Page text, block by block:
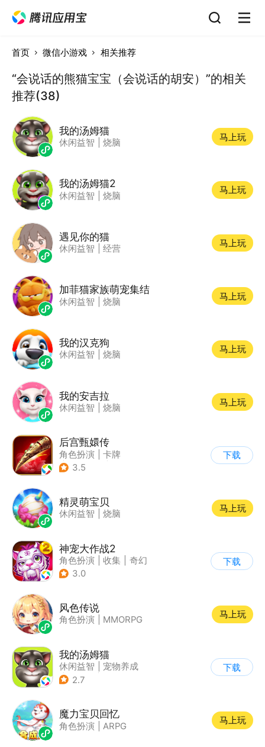
首页 微信小游戏 相关推荐
“会说话的熊猫宝宝（会说话的胡安）”的相关
推荐(38)
我的汤姆猫
休闲益智 烧脑
马上玩
我的汤姆猫2
休闲益智 烧脑
马上玩
遇见你的猫
休闲益智 经营
马上玩
加菲猫家族萌宠集结
休闲益智 烧脑
马上玩
我的汉克狗
休闲益智 烧脑
马上玩
我的安吉拉
休闲益智 烧脑
马上玩
后宫甄嬛传
角色扮演
卡牌
| 架空历史
3.5
下载
精灵萌宝贝
休闲益智 烧脑
马上玩
神宠大作战2
角色扮演 收集
奇幻
| 宠物
3.0
下载
风色传说
角色扮演 MMORPG
马上玩
我的汤姆猫
休闲益智
宠物养成
| 汤姆猫
2.7
下载
魔力宝贝回忆
角色扮演 ARPG
马上玩